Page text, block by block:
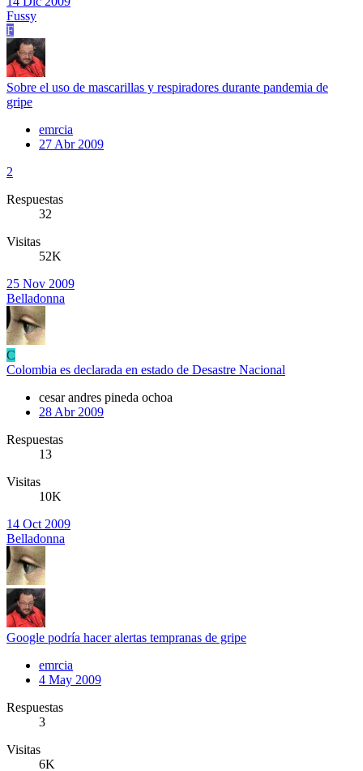
Fussy
F
Sobre el uso de mascarillas y respiradores durante pandemia de
gripe
emrcia
27 Abr 2009
2
Respuestas
32
Visitas
52K
25 Nov 2009
Belladonna
C
Colombia es declarada en estado de Desastre Nacional
cesar andres pineda ochoa
28 Abr 2009
Respuestas
13
Visitas
10K
14 Oct 2009
Belladonna
Google podría hacer alertas tempranas de gripe
emrcia
4 May 2009
Respuestas
3
Visitas
6K